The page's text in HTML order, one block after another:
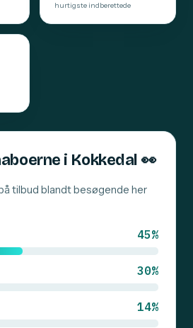
hurtigste indberettede
i Kokkedal 👀
tilbud blandt besøgende her
45%
30%
14%